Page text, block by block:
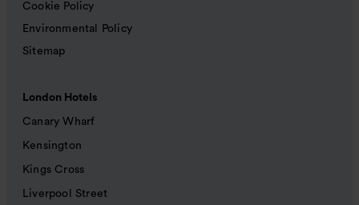
Cookie Policy
Environmental Policy
Sitemap
London Hotels
Canary Wharf
Kensington
Kings Cross
Liverpool Street